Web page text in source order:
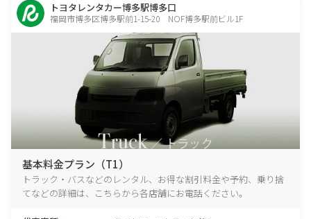
トヨタレンタカー博多駅博多口
福岡市博多区博多駅前1-15-20 NOF博多駅前ビル1F
基本料金プラン（T1）
トラック・バスなどのレンタル、お得な割引料金や予約、乗り捨
てなどの詳細は、こちらから各店舗にお電話ください。